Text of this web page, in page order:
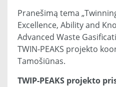
Pranešimą tema
Excellence, Ability and
Advanced Waste
TWIN-PEAKS projekto
Tamošiūnas.
TWIP-PEAKS projekto